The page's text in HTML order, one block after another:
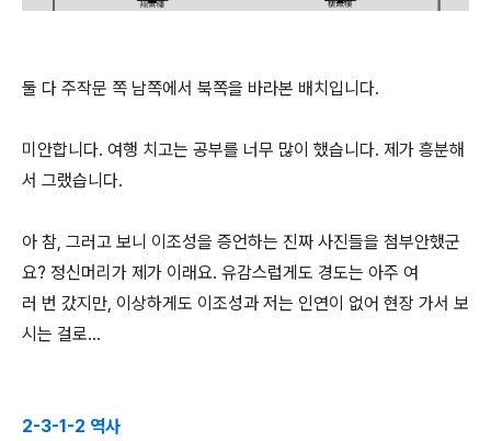
둘 다 주작문 쪽 남쪽에서 북쪽을 바라본 배치입니다.
미안합니다. 여행 치고는 공부를 너무 많이 했습니다. 제가 흥분해
서 그랬습니다.
아 참, 그러고 보니 이조성을 증언하는 진짜 사진들을 첨부안했군
요? 정신머리가 제가 이래요. 유감스럽게도 경도는 아주 여
러 번 갔지만, 이상하게도 이조성과 저는 인연이 없어 현장 가서 보
시는 걸로...
2-3-1-2 역사